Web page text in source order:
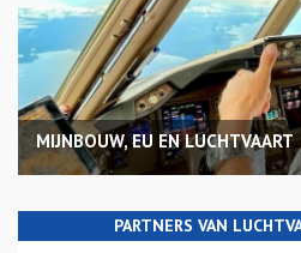
MIJNBOUW, EU EN LUCHTVAART
PARTNERS VAN